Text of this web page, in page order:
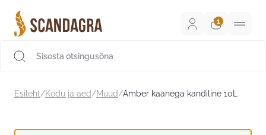
sisu
juurde
Esileht/Kodu ja aed/Muud/Ämber kaanega kandiline 10L